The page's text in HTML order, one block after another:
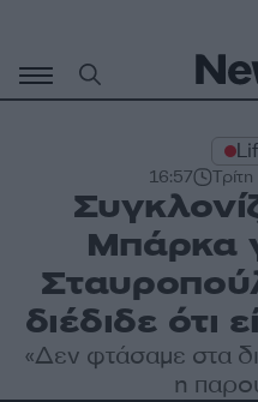
περιεχόμενο
16:57
Μπάρκα
διέδιδε ότι
«Δεν φτάσαμε στα
η